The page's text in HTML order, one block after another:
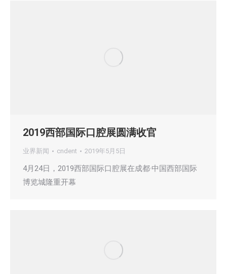
2019西部国际口腔展圆满收官
业界新闻 cndent 2019年5月5日
4月24日，2019西部国际口腔展在成都·中国西部国际
博览城隆重开幕